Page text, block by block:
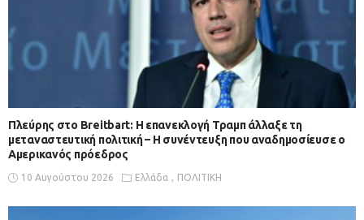
Πλεύρης στο Breitbart: Η επανεκλογή Τραμπ άλλαξε τη
μεταναστευτική πολιτική – Η συνέντευξη που αναδημοσίευσε ο
Αμερικανός πρόεδρος
10 Αυγούστου 2026 Ελλάδα ΠΟΛΙΤΙΚΗ